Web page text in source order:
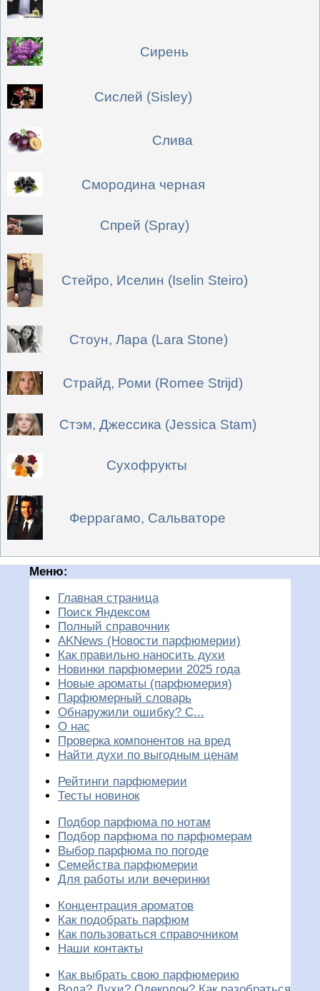
Сирень
Сислей (Sisley)
Слива
Смородина черная
Спрей (Spray)
Стейро, Иселин (Iselin Steiro)
Стоун, Лара (Lara Stone)
Страйд, Роми (Romee Strijd)
Стэм, Джессика (Jessica Stam)
Сухофрукты
Феррагамо, Сальваторе
Меню:
Главная страница
Поиск Яндексом
Полный справочник
AKNews (Новости парфюмерии)
Как правильно наносить духи
Новинки парфюмерии 2025 года
Новые ароматы (парфюмерия)
Парфюмерный словарь
Обнаружили ошибку? С...
О нас
Проверка компонентов на вред
Найти духи по выгодным ценам
Рейтинги парфюмерии
Тесты новинок
Подбор парфюма по нотам
Подбор парфюма по парфюмерам
Выбор парфюма по погоде
Семейства парфюмерии
Для работы или вечеринки
Концентрация ароматов
Как подобрать парфюм
Как пользоваться справочником
Наши контакты
Как выбрать свою парфюмерию